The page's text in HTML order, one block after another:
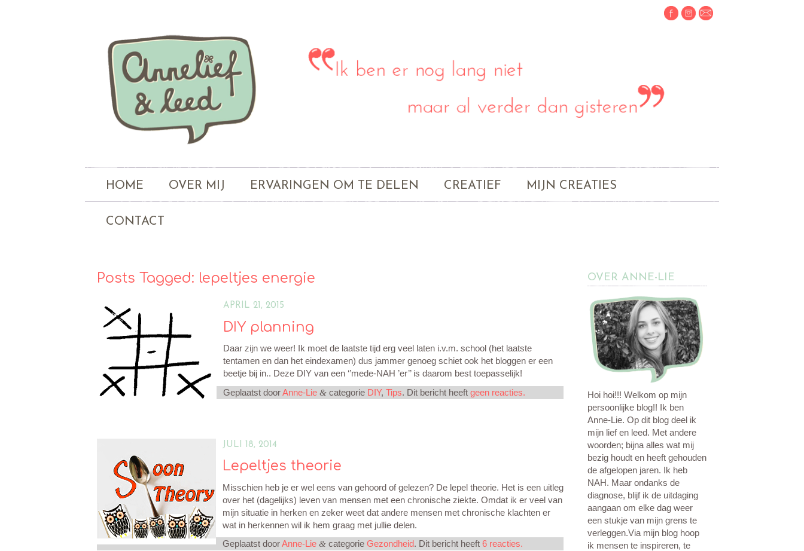
HOME OVER MIJ ERVARINGEN OM TE DELEN CREATIEF MIJN CREATIES
CONTACT
Posts Tagged: lepeltjes energie
APRIL 21, 2015
DIY planning
Daar zijn we weer! Ik moet de laatste tijd erg veel laten i.v.m. school (het laatste
tentamen en dan het eindexamen) dus jammer genoeg schiet ook het bloggen er een
beetje bij in.. Deze DIY van een ‘’mede-NAH ’er’’ is daarom best toepasselijk!
Geplaatst doorAnne-Lie &categorie DIY, Tips. Dit bericht heeft geen reacties.
JULI 18, 2014
Lepeltjes theorie
Misschien heb je er wel eens van gehoord of gelezen? De lepel theorie. Het is een uitleg
over het (dagelijks) leven van mensen met een chronische ziekte. Omdat ik er veel van
mijn situatie in herken en zeker weet dat andere mensen met chronische klachten er
wat in herkennen wil ik hem graag met jullie delen.
Geplaatst doorAnne-Lie &categorie Gezondheid. Dit bericht heeft 6 reacties.
OVER ANNE-LIE
Hoi hoi!!! Welkom op mijn
persoonlijke blog!! Ik ben
Anne-Lie. Op dit blog deel ik
mijn lief en leed. Met andere
woorden; bijna alles wat mij
bezig houdt en heeft gehouden
de afgelopen jaren. Ik heb
NAH. Maar ondanks de
diagnose, blijf ik de uitdaging
aangaan om elke dag weer
een stukje van mijn grens te
verleggen.Via mijn blog hoop
ik mensen te inspireren, te